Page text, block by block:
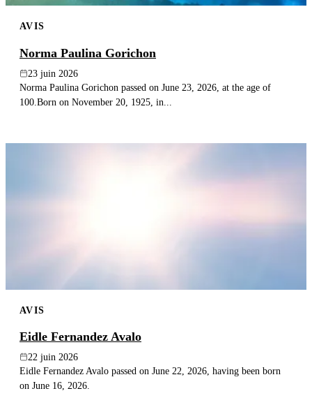
AVIS
Norma Paulina Gorichon
23 juin 2026
Norma Paulina Gorichon passed on June 23, 2026, at the age of
100.Born on November 20, 1925, in...
AVIS
Eidle Fernandez Avalo
22 juin 2026
Eidle Fernandez Avalo passed on June 22, 2026, having been born
on June 16, 2026.